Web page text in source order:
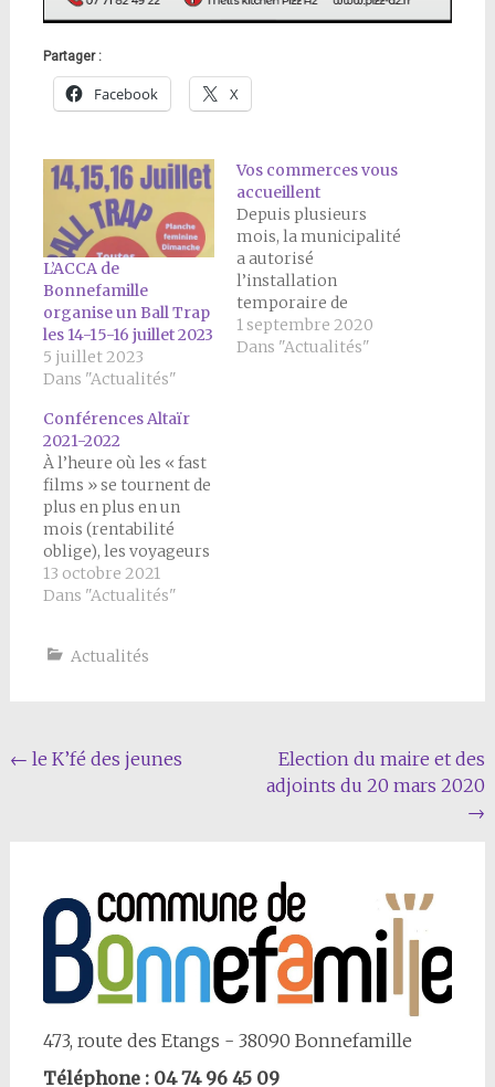
Partager :
Facebook X
L’ACCA de
Bonnefamille
organise un Ball Trap
les 14-15-16 juillet 2023
5 juillet 2023
Dans "Actualités"
Vos commerces vous
accueillent
Depuis plusieurs
mois, la municipalité
a autorisé
l’installation
temporaire de
commerces
ambulants sur la
1 septembre 2020
Dans "Actualités"
Conférences Altaïr
2021-2022
À l’heure où les « fast
films » se tournent de
plus en plus en un
mois (rentabilité
oblige), les voyageurs
d’Altaïr continuent à
réaliser leurs films
prônent l’éloge de
uniques car…
13 octobre 2021
Dans "Actualités"
Actualités
Navigation
← le K’fé des jeunes
Election du maire et des
adjoints du 20 mars 2020
→
473, route des Etangs - 38090 Bonnefamille
Téléphone : 04 74 96 45 09